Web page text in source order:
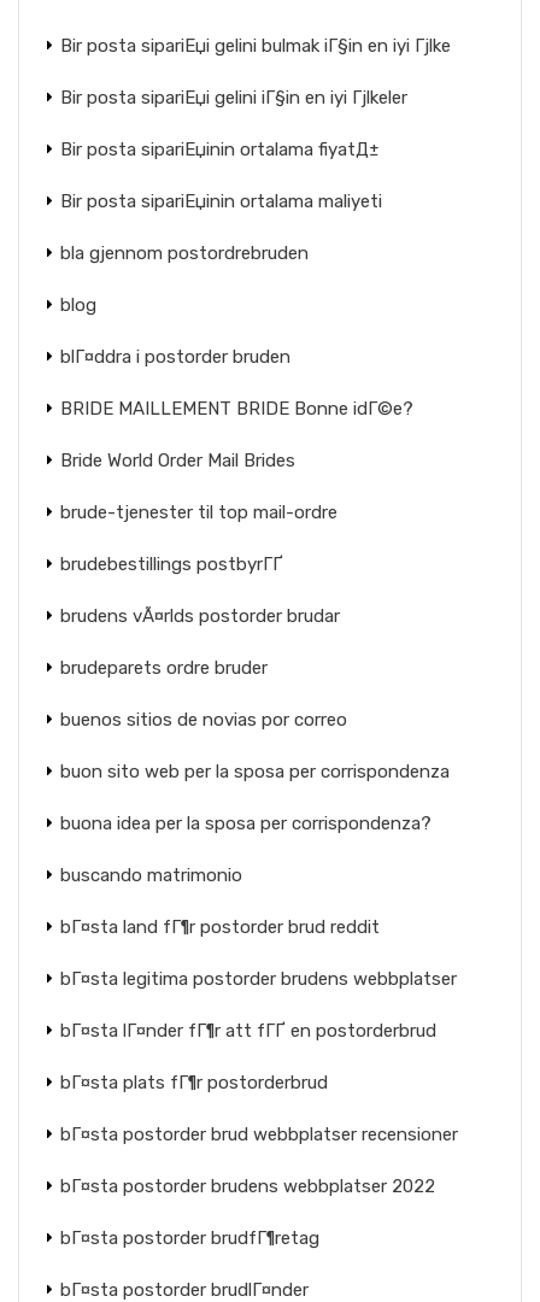
Bir posta sipariЕџi gelini bulmak iГ§in en iyi Гјlke
Bir posta sipariЕџi gelini iГ§in en iyi Гјlkeler
Bir posta sipariЕџinin ortalama fiyatД±
Bir posta sipariЕџinin ortalama maliyeti
bla gjennom postordrebruden
blog
blГ¤ddra i postorder bruden
BRIDE MAILLEMENT BRIDE Bonne idГ©e?
Bride World Order Mail Brides
brude-tjenester til top mail-ordre
brudebestillings postbyrГҐ
brudens vÃ¤rlds postorder brudar
brudeparets ordre bruder
buenos sitios de novias por correo
buon sito web per la sposa per corrispondenza
buona idea per la sposa per corrispondenza?
buscando matrimonio
bГ¤sta land fГ¶r postorder brud reddit
bГ¤sta legitima postorder brudens webbplatser
bГ¤sta lГ¤nder fГ¶r att fГҐ en postorderbrud
bГ¤sta plats fГ¶r postorderbrud
bГ¤sta postorder brud webbplatser recensioner
bГ¤sta postorder brudens webbplatser 2022
bГ¤sta postorder brudfГ¶retag
bГ¤sta postorder brudlГ¤nder